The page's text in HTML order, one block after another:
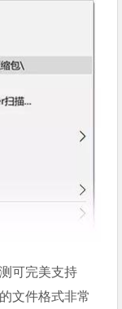
可完美支持
文件格式非常